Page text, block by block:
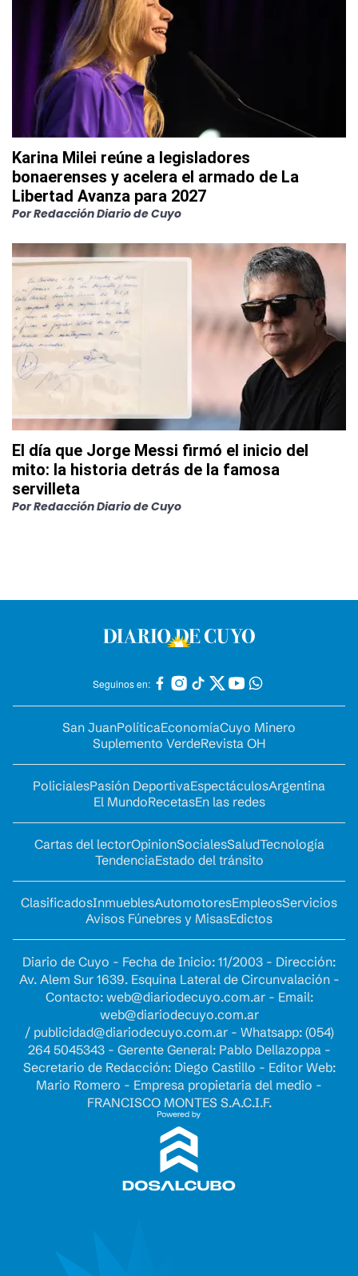
Karina Milei reúne a legisladores
bonaerenses y acelera el armado de La
Libertad Avanza para 2027
PorRedacción Diario de Cuyo
El día que Jorge Messi firmó el inicio del
mito: la historia detrás de la famosa
servilleta
PorRedacción Diario de Cuyo
Seguinos en:
San JuanPolíticaEconomíaCuyo Minero
Suplemento VerdeRevista OH
PolicialesPasión DeportivaEspectáculosArgentina
El MundoRecetasEn las redes
Cartas del lectorOpinionSocialesSaludTecnología
TendenciaEstado del tránsito
ClasificadosInmueblesAutomotoresEmpleosServicios
Avisos Fúnebres y MisasEdictos
Diario de Cuyo - Fecha de Inicio: 11/2003 - Dirección:
Av. Alem Sur 1639. Esquina Lateral de Circunvalación -
Contacto: web@diariodecuyo.com.ar- Email:
web@diariodecuyo.com.ar
/ publicidad@diariodecuyo.com.ar- Whatsapp: (054)
264 5045343 - Gerente General: Pablo Dellazoppa -
Secretario de Redacción: Diego Castillo - Editor Web:
Mario Romero - Empresa propietaria del medio -
FRANCISCO MONTES S.A.C.I.F.